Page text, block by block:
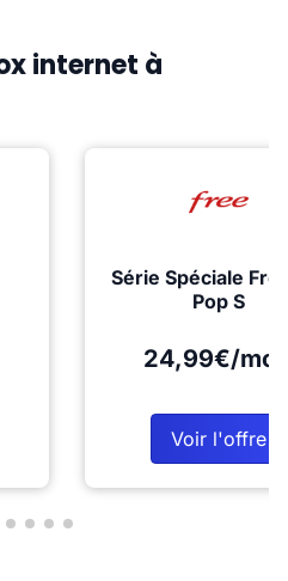
internet à
Série Spéciale
Pop S
24,99€/
Voir l'offre